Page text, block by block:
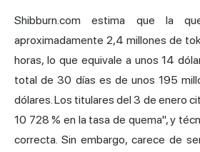
Shibburn.com estima que la
aproximadamente 2,4 millones de
horas, lo que equivale a unos 14
total de 30 días es de unos 195
dólares. Los titulares del 3 de enero
10 728 % en la tasa de quema", y
correcta. Sin embargo, carece de